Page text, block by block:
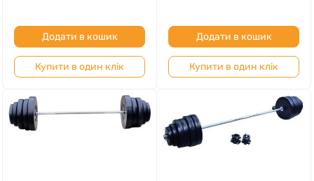
Додати в кошик
Купити в один клік
Додати в кошик
Купити в один клік